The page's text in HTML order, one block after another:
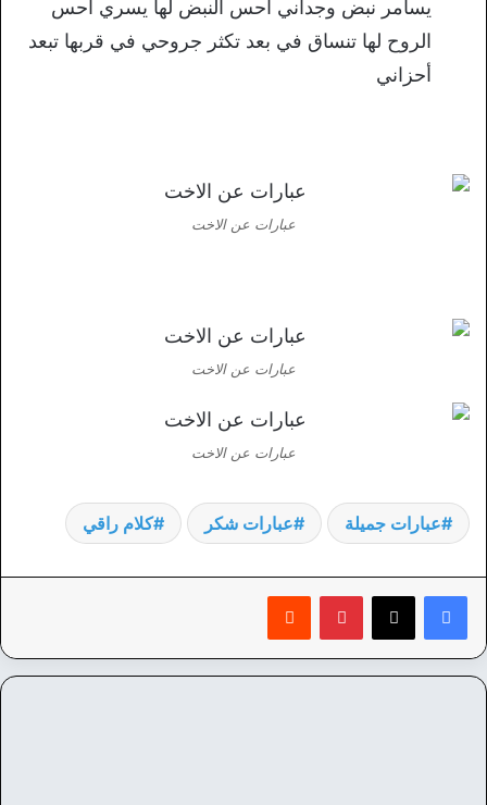
يسامر نبض وجداني أحس النبض لها يسري أحس
الروح لها تنساق في بعد تكثر جروحي في قربها تبعد
أحزاني
عبارات عن الاخت
عبارات عن الاخت
عبارات عن الاخت
عبارات جميلة عبارات شكر كلام راقي
بينتيريست